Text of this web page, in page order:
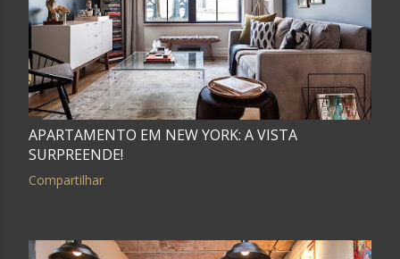
APARTAMENTO EM NEW YORK: A VISTA
SURPREENDE!
Compartilhar